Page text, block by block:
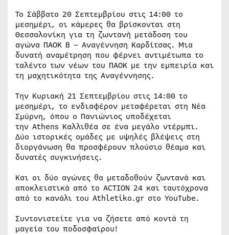
Το Σάββατο 20 Σεπτεμβρίου στις 14:00 το
μεσημέρι, οι κάμερες θα βρίσκονται στη
Θεσσαλονίκη για τη ζωντανή μετάδοση του
αγώνα ΠΑΟΚ Β – Αναγέννηση Καρδίτσας. Μια
δυνατή αναμέτρηση που φέρνει αντιμέτωπα το
ταλέντο των νέων του ΠΑΟΚ με την εμπειρία και
τη μαχητικότητα της Αναγέννησης.
Την Κυριακή 21 Σεπτεμβρίου στις 14:00 το
μεσημέρι, το ενδιαφέρον μεταφέρεται στη Νέα
Σμύρνη, όπου ο Πανιώνιος υποδέχεται
την Athens Καλλιθέα σε ένα μεγάλο ντέρμπι.
Δύο ιστορικές ομάδες με υψηλές βλέψεις στη
διοργάνωση θα προσφέρουν πλούσιο θέαμα και
δυνατές συγκινήσεις.
Και οι δύο αγώνες θα μεταδοθούν ζωντανά και
αποκλειστικά από το ACTION 24 και ταυτόχρονα
από το κανάλι του Athletiko.gr στο YouTube.
Συντονιστείτε για να ζήσετε από κοντά τη
μαγεία του ποδοσφαίρου!